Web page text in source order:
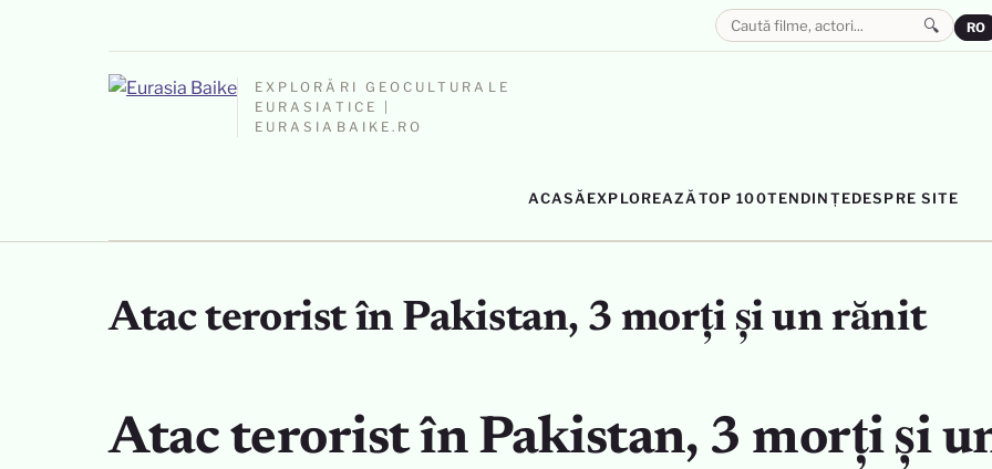
EXPLORĂRI GEOCULTURALE
EURASIATICE |
EURASIABAIKE.RO
ACASĂ EXPLOREAZĂ TOP 100TENDINȚEDESPRE SITE
🔍 RO
Atac terorist în Pakistan, 3 morți și un rănit
Atac terorist în Pakistan, 3 morți și